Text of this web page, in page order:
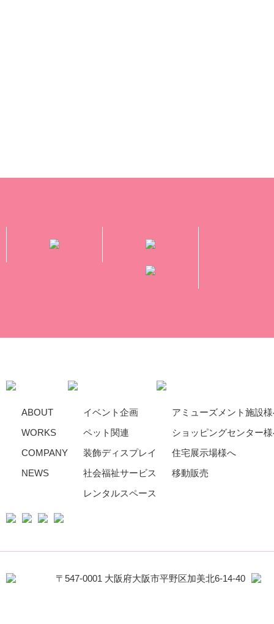
ABOUT
WORKS
COMPANY
NEWS
イベント企画
ペット関連
装飾ディスプレイ
社会福祉サービス
レンタルスペース
アミューズメント施設
ショッピングセンター
住宅展示場様へ
移動販売
〒547-0001 大阪府大阪市平野区加美北6-14-40